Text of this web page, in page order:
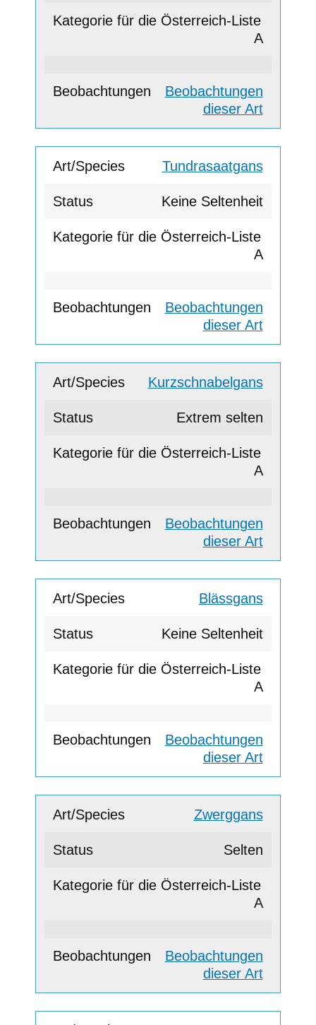
A
Beobachtungen
dieser Art
Tundrasaatgans
Keine Seltenheit
A
Beobachtungen
dieser Art
Kurzschnabelgans
Extrem selten
A
Beobachtungen
dieser Art
Blässgans
Keine Seltenheit
A
Beobachtungen
dieser Art
Zwerggans
Selten
A
Beobachtungen
dieser Art